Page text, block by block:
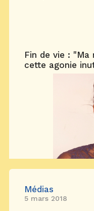
Fin de vie :
cette agonie
Médias
5 mars 2018